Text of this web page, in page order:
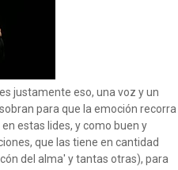
justamente eso, una voz y un
para que la emoción recorra
estas lides, y como buen y
que las tiene en cantidad
del alma' y tantas otras), para